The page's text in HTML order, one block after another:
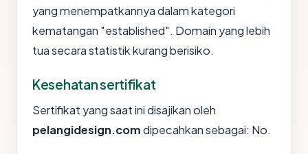
yang menempatkannya dalam kategori
kematangan "established". Domain yang lebih
tua secara statistik kurang berisiko.
Kesehatan sertifikat
Sertifikat yang saat ini disajikan oleh
pelangidesign.comdipecahkan sebagai: No.